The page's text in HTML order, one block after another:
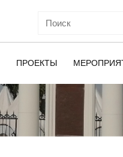
ПРОЕКТЫ